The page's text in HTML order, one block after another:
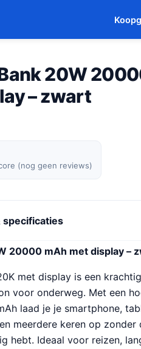
20W
– zwart
(nog geen reviews)
specificaties
20000 mAh met display –
met display is een
voor onderweg. Met een
laad je je smartphone,
meerdere keren op zonder
hebt. Ideaal voor reizen,